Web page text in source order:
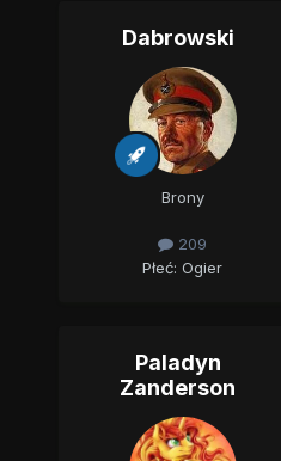
Dabrowski
Brony
209
Płeć: Ogier
Paladyn
Zanderson